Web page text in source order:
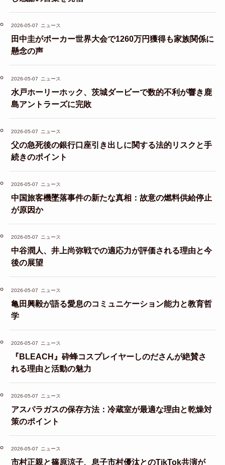
2026-05-07 ニュース
田中圭がポーカー世界大会で1260万円獲得も家族関係に
懸念の声
2026-05-07 ニュース
水戸ホーリーホック、茨城ダービーで数的不利が響き鹿
島アントラーズに完敗
2026-05-07 ニュース
父の急死後の銀行口座引き出しに関する法的リスクと手
続きのポイント
2026-05-07 ニュース
中国旅客機墜落事件の新たな真相：故意の燃料供給停止
が原因か
2026-05-07 ニュース
中谷潤人、井上尚弥戦での適応力が評価される理由と今
後の展望
2026-05-07 ニュース
亀田興毅が語る愛息のコミュニケーション能力と教育哲
学
2026-05-07 ニュース
『BLEACH』砕蜂コスプレイヤーしのださんが絶賛さ
れる理由と活動の魅力
2026-05-07 ニュース
アスパラガスの保存方法：冷蔵室が最適な理由と乾燥対
策のポイント
2026-05-07 ニュース
市村正親と篠原涼子、息子市村優汰とのTikTok共演が